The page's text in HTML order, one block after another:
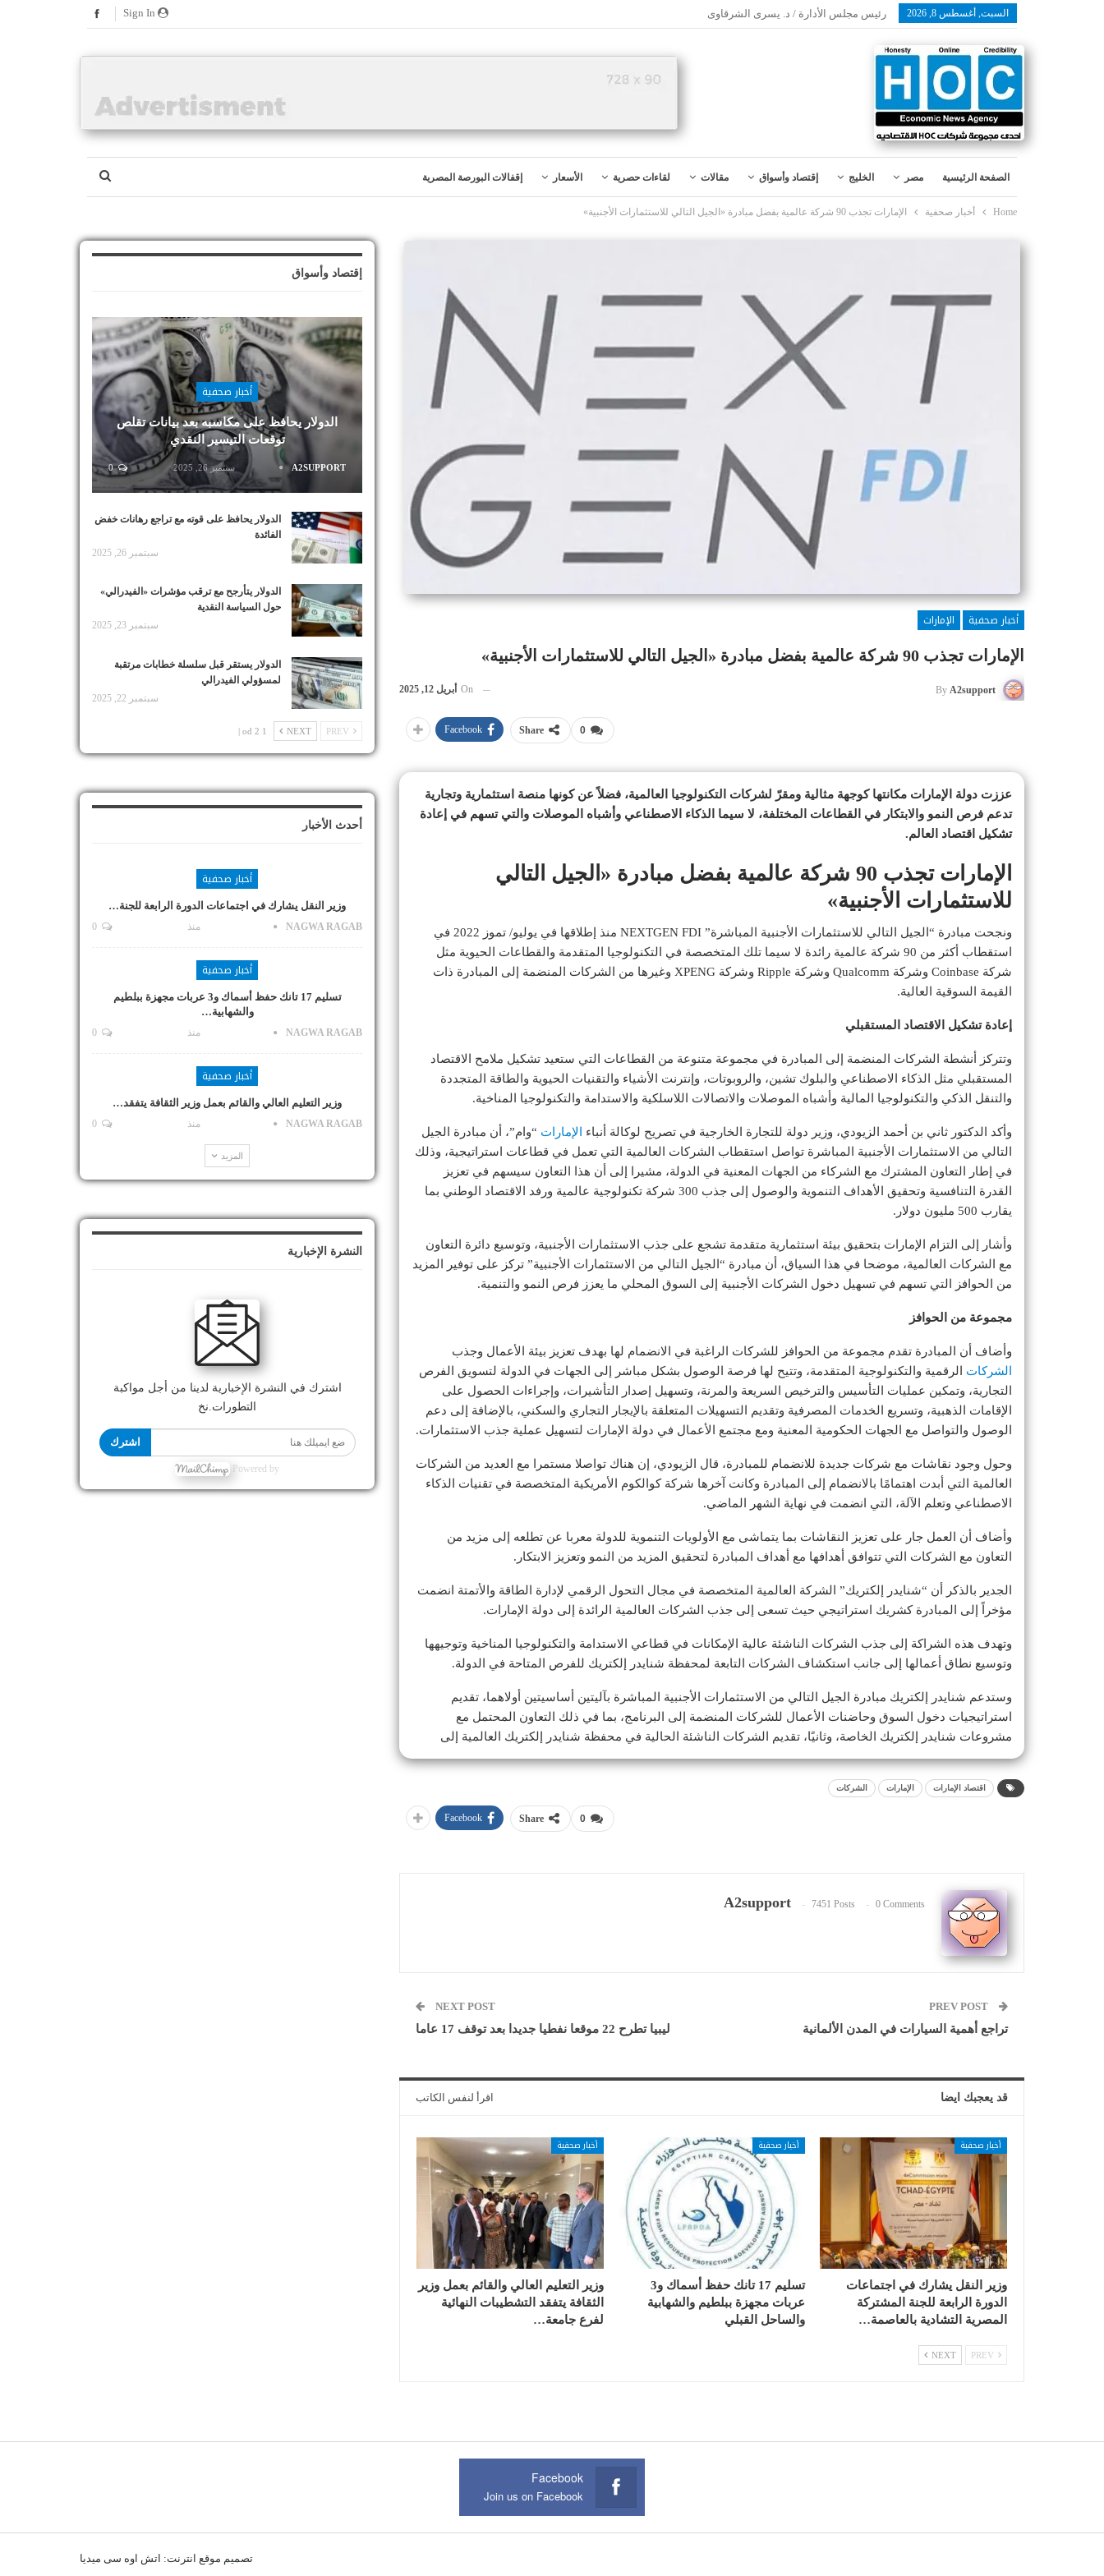
السبت, أغسطس 8, 2026 رئيس مجلس الأدارة / د. يسرى الشرقاوى
الصفحة الرئيسية مصر الخليج إقتصاد وأسواق مقالات لقاءات حصرية الأسعار إقفالات البورصة المصرية
Home أخبار صحفية الإمارات تجذب 90 شركة عالمية بفضل مبادرة «الجيل التالي للاستثمارات الأجنبية»
أخبار صحفية
الإمارات
الإمارات تجذب 90 شركة عالمية بفضل مبادرة «الجيل التالي للاستثمارات الأجنبية»
By A2support
On أبريل 12, 2025
0
Share
Facebook
عززت دولة الإمارات مكانتها كوجهة مثالية ومقرّ لشركات التكنولوجيا العالمية، فضلاً عن كونها منصة استثمارية وتجارية
تدعم فرص النمو والابتكار في القطاعات المختلفة، لا سيما الذكاء الاصطناعي وأشباه الموصلات والتي تسهم في إعادة
تشكيل اقتصاد العالم.
الإمارات تجذب 90 شركة عالمية بفضل مبادرة «الجيل التالي
للاستثمارات الأجنبية»
ونجحت مبادرة “الجيل التالي للاستثمارات الأجنبية المباشرة” NEXTGEN FDI منذ إطلاقها في يوليو/ تموز 2022 في
استقطاب أكثر من 90 شركة عالمية رائدة لا سيما تلك المتخصصة في التكنولوجيا المتقدمة والقطاعات الحيوية مثل
شركة Coinbase وشركة Qualcomm وشركة Ripple وشركة XPENG وغيرها من الشركات المنضمة إلى المبادرة ذات
القيمة السوقية العالية.
إعادة تشكيل الاقتصاد المستقبلي
وتتركز أنشطة الشركات المنضمة إلى المبادرة في مجموعة متنوعة من القطاعات التي ستعيد تشكيل ملامح الاقتصاد
المستقبلي مثل الذكاء الاصطناعي والبلوك تشين، والروبوتات، وإنترنت الأشياء والتقنيات الحيوية والطاقة المتجددة
والتنقل الذكي والتكنولوجيا المالية وأشباه الموصلات والاتصالات اللاسلكية والاستدامة والتكنولوجيا المناخية.
وأكد الدكتور ثاني بن أحمد الزيودي، وزير دولة للتجارة الخارجية في تصريح لوكالة أنباء الإمارات “وام”، أن مبادرة الجيل
التالي من الاستثمارات الأجنبية المباشرة تواصل استقطاب الشركات العالمية التي تعمل في قطاعات استراتيجية، وذلك
في إطار التعاون المشترك مع الشركاء من الجهات المعنية في الدولة، مشيرا إلى أن هذا التعاون سيسهم في تعزيز
القدرة التنافسية وتحقيق الأهداف التنموية والوصول إلى جذب 300 شركة تكنولوجية عالمية ورفد الاقتصاد الوطني بما
يقارب 500 مليون دولار.
وأشار إلى التزام الإمارات بتحقيق بيئة استثمارية متقدمة تشجع على جذب الاستثمارات الأجنبية، وتوسيع دائرة التعاون
مع الشركات العالمية، موضحا في هذا السياق، أن مبادرة “الجيل التالي من الاستثمارات الأجنبية” تركز على توفير المزيد
من الحوافز التي تسهم في تسهيل دخول الشركات الأجنبية إلى السوق المحلي ما يعزز فرص النمو والتنمية.
مجموعة من الحوافز
وأضاف أن المبادرة تقدم مجموعة من الحوافز للشركات الراغبة في الانضمام لها بهدف تعزيز بيئة الأعمال وجذب
الشركات الرقمية والتكنولوجية المتقدمة، وتتيح لها فرصة الوصول بشكل مباشر إلى الجهات في الدولة لتسويق الفرص
التجارية، وتمكين عمليات التأسيس والترخيص السريعة والمرنة، وتسهيل إصدار التأشيرات، وإجراءات الحصول على
الإقامات الذهبية، وتسريع الخدمات المصرفية وتقديم التسهيلات المتعلقة بالإيجار التجاري والسكني، بالإضافة إلى دعم
الوصول والتواصل مع الجهات الحكومية المعنية ومع مجتمع الأعمال في دولة الإمارات لتسهيل عملية جذب الاستثمارات.
وحول وجود نقاشات مع شركات جديدة للانضمام للمبادرة، قال الزيودي، إن هناك تواصلا مستمرا مع العديد من الشركات
العالمية التي أبدت اهتمامًا بالانضمام إلى المبادرة وكانت آخرها شركة كوالكوم الأمريكية المتخصصة في تقنيات الذكاء
الاصطناعي وتعلم الآلة، التي انضمت في نهاية الشهر الماضي.
وأضاف أن العمل جار على تعزيز النقاشات بما يتماشى مع الأولويات التنموية للدولة معربا عن تطلعه إلى مزيد من
التعاون مع الشركات التي تتوافق أهدافها مع أهداف المبادرة لتحقيق المزيد من النمو وتعزيز الابتكار.
الجدير بالذكر أن “شنايدر إلكتريك” الشركة العالمية المتخصصة في مجال التحول الرقمي لإدارة الطاقة والأتمتة انضمت
مؤخراً إلى المبادرة كشريك استراتيجي حيث تسعى إلى جذب الشركات العالمية الرائدة إلى دولة الإمارات.
وتهدف هذه الشراكة إلى جذب الشركات الناشئة عالية الإمكانات في قطاعي الاستدامة والتكنولوجيا المناخية وتوجيهها
وتوسيع نطاق أعمالها إلى جانب استكشاف الشركات التابعة لمحفظة شنايدر إلكتريك للفرص المتاحة في الدولة.
وستدعم شنايدر إلكتريك مبادرة الجيل التالي من الاستثمارات الأجنبية المباشرة بآليتين أساسيتين أولاهما، تقديم
استراتيجيات دخول السوق وحاضنات الأعمال للشركات المنضمة إلى البرنامج، بما في ذلك التعاون المحتمل مع
مشروعات شنايدر إلكتريك الخاصة، وثانيًا، تقديم الشركات الناشئة الحالية في محفظة شنايدر إلكتريك العالمية إلى
اقتصاد الإمارات الإمارات الشركات
0
Share
Facebook
A2support 7451 Posts 0 Comments
تراجع أهمية السيارات في المدن الألمانية
NEXT POST
ليبيا تطرح 22 موقعا نفطيا جديدا بعد توقف 17 عاما
قد يعجبك ايضا اقرأ لنفس الكاتب
أخبار صحفية
وزير النقل يشارك في اجتماعات
الدورة الرابعة للجنة المشتركة
المصرية التشادية بالعاصمة…
أخبار صحفية
تسليم 17 تانك حفظ أسماك و3
عربات مجهزة ببلطيم والشهابية
والساحل القبلي
أخبار صحفية
وزير التعليم العالي والقائم بعمل وزير
الثقافة يتفقد التشطيبات النهائية
لفرع جامعة…
NEXT
إقتصاد وأسواق
أخبار صحفية
الدولار يحافظ على مكاسبه بعد بيانات تقلص
توقعات التيسير النقدي
A2SUPPORT سبتمبر 26, 2025 0
الدولار يحافظ على قوته مع تراجع رهانات خفض
الفائدة
سبتمبر 26, 2025
الدولار يتأرجح مع ترقب مؤشرات «الفيدرالي»
حول السياسة النقدية
سبتمبر 23, 2025
الدولار يستقر قبل سلسلة خطابات مرتقبة
لمسؤولي الفيدرالي
سبتمبر 22, 2025
NEXT
1 od 2 |
أحدث الأخبار
أخبار صحفية
وزير النقل يشارك في اجتماعات الدورة الرابعة للجنة…
NAGWA RAGAB منذ
أخبار صحفية
تسليم 17 تانك حفظ أسماك و3 عربات مجهزة ببلطيم
والشهابية…
NAGWA RAGAB منذ
أخبار صحفية
وزير التعليم العالي والقائم بعمل وزير الثقافة يتفقد…
NAGWA RAGAB منذ
المزيد
النشرة الإخبارية
اشترك في النشرة الإخبارية لدينا من أجل مواكبة
التطورات.نخ
اشترك
Powered by
Facebook
Join us on Facebook
تصميم موقع انترنت: اتش اوه سى ميديا